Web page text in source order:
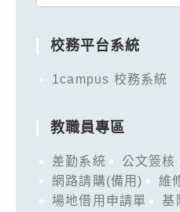
校務平台系統
1campus 校務系統
教職員專區
差勤系統 公文簽核
網路請購(備用)
維
場地借用申請單
基